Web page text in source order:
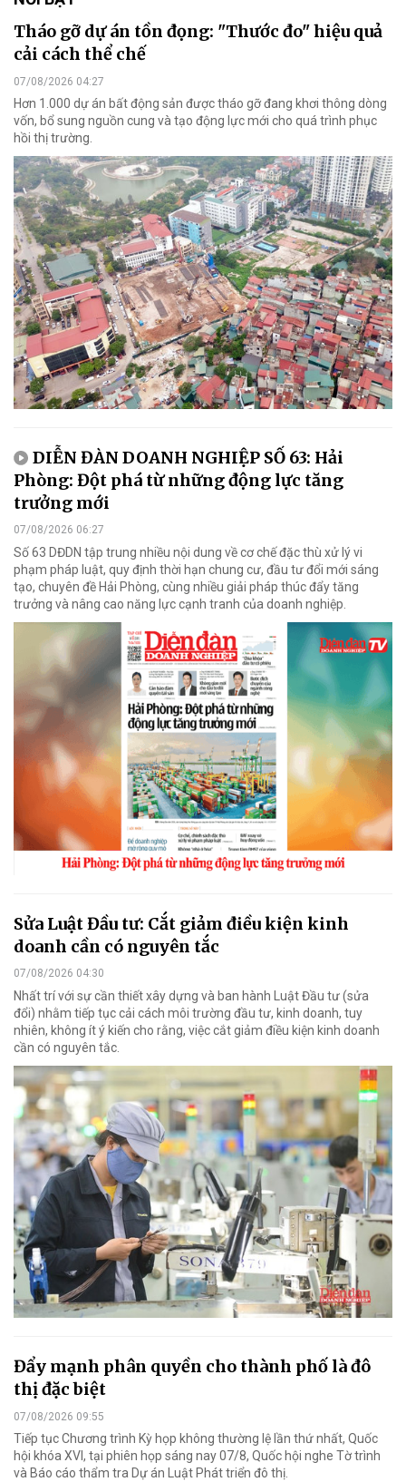
Tháo gỡ dự án tồn đọng: "Thước đo" hiệu quả
cải cách thể chế
07/08/2026 04:27
Hơn 1.000 dự án bất động sản được tháo gỡ đang khơi thông dòng
vốn, bổ sung nguồn cung và tạo động lực mới cho quá trình phục
hồi thị trường.
DIỄN ĐÀN DOANH NGHIỆP SỐ 63: Hải
Phòng: Đột phá từ những động lực tăng
trưởng mới
07/08/2026 06:27
Số 63 DĐDN tập trung nhiều nội dung về cơ chế đặc thù xử lý vi
phạm pháp luật, quy định thời hạn chung cư, đầu tư đổi mới sáng
tạo, chuyên đề Hải Phòng, cùng nhiều giải pháp thúc đẩy tăng
trưởng và nâng cao năng lực cạnh tranh của doanh nghiệp.
Sửa Luật Đầu tư: Cắt giảm điều kiện kinh
doanh cần có nguyên tắc
07/08/2026 04:30
Nhất trí với sự cần thiết xây dựng và ban hành Luật Đầu tư (sửa
đổi) nhằm tiếp tục cải cách môi trường đầu tư, kinh doanh, tuy
nhiên, không ít ý kiến cho rằng, việc cắt giảm điều kiện kinh doanh
cần có nguyên tắc.
Đẩy mạnh phân quyền cho thành phố là đô
thị đặc biệt
07/08/2026 09:55
Tiếp tục Chương trình Kỳ họp không thường lệ lần thứ nhất, Quốc
hội khóa XVI, tại phiên họp sáng nay 07/8, Quốc hội nghe Tờ trình
và Báo cáo thẩm tra Dự án Luật Phát triển đô thị.